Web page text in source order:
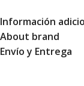
Información
About brand
Envío y Entrega